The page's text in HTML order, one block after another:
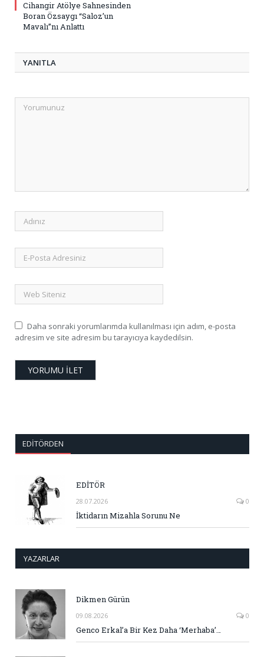
Cihangir Atölye Sahnesinden
Boran Özsaygı “Saloz’un
Mavalı”nı Anlattı
YANITLA
Daha sonraki yorumlarımda kullanılması için adım, e-posta
adresim ve site adresim bu tarayıcıya kaydedilsin.
EDITÖRDEN
EDİTÖR
28.07.2026 0
İktidarın Mizahla Sorunu Ne
YAZARLAR
Dikmen Gürün
09.08.2026 0
Genco Erkal’a Bir Kez Daha ‘Merhaba’…